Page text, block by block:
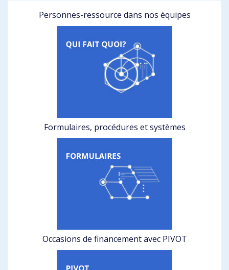
Personnes-ressource dans nos équipes
Formulaires, procédures et systèmes
Occasions de financement avec PIVOT